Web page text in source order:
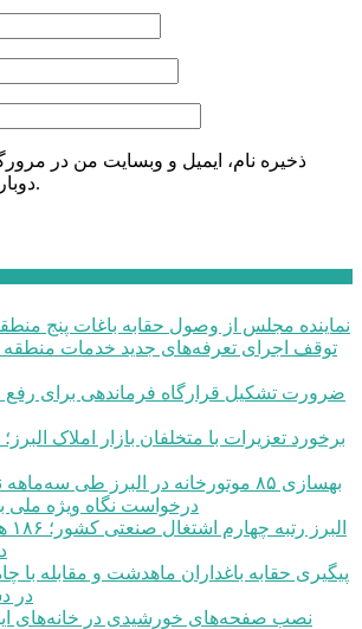
ذخیره نام، ایمیل و وبسایت من در
دوباره دیدگاهی می‌نویسم.
نماینده مجلس از وصول حقابه باغات پنج
بهسازی ۸۵ موتورخانه در البرز طی سه‌ماهه نخست امسال
درخواست نگاه ویژه ملی
در